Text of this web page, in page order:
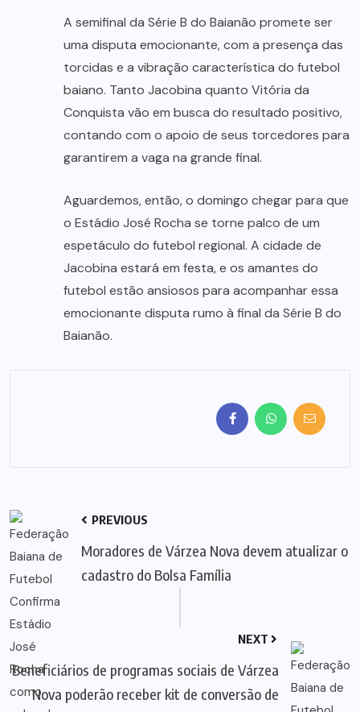
A semifinal da Série B do Baianão promete ser
uma disputa emocionante, com a presença das
torcidas e a vibração característica do futebol
baiano. Tanto Jacobina quanto Vitória da
Conquista vão em busca do resultado positivo,
contando com o apoio de seus torcedores para
garantirem a vaga na grande final.
Aguardemos, então, o domingo chegar para que
o Estádio José Rocha se torne palco de um
espetáculo do futebol regional. A cidade de
Jacobina estará em festa, e os amantes do
futebol estão ansiosos para acompanhar essa
emocionante disputa rumo à final da Série B do
Baianão.
PREVIOUS
Moradores de Várzea Nova devem atualizar o
cadastro do Bolsa Família
NEXT
Beneficiários de programas sociais de Várzea
Nova poderão receber kit de conversão de